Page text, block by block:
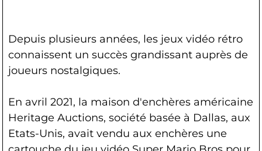
Depuis plusieurs années, les jeux vidéo rétro
connaissent un succès grandissant auprès de
joueurs nostalgiques.
En avril 2021, la maison d'enchères américaine
Heritage Auctions, société basée à Dallas, aux
Etats-Unis, avait vendu aux enchères une